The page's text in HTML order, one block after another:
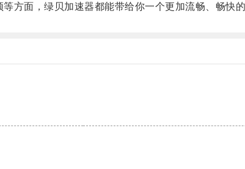
面，绿贝加速器都能带给你一个更加流畅、畅快的